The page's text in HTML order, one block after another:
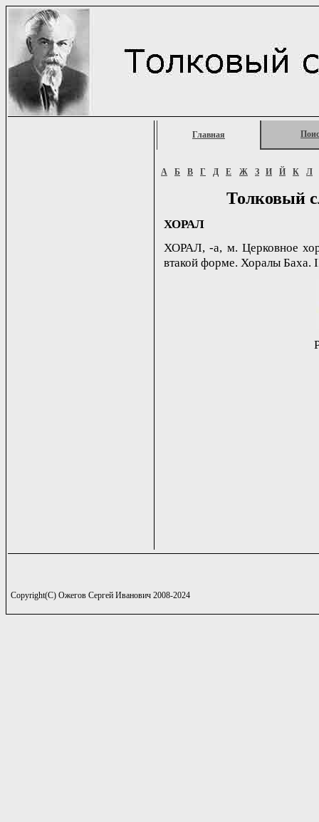
Главная
А Б В Г Д Е Ж З И Й К Л
Толковый
ХОРАЛ
ХОРАЛ, -а, м. Церковное
втакой форме. Хоралы Баха.
Copyright(C) Ожегов Сергей Иванович 2008-2024